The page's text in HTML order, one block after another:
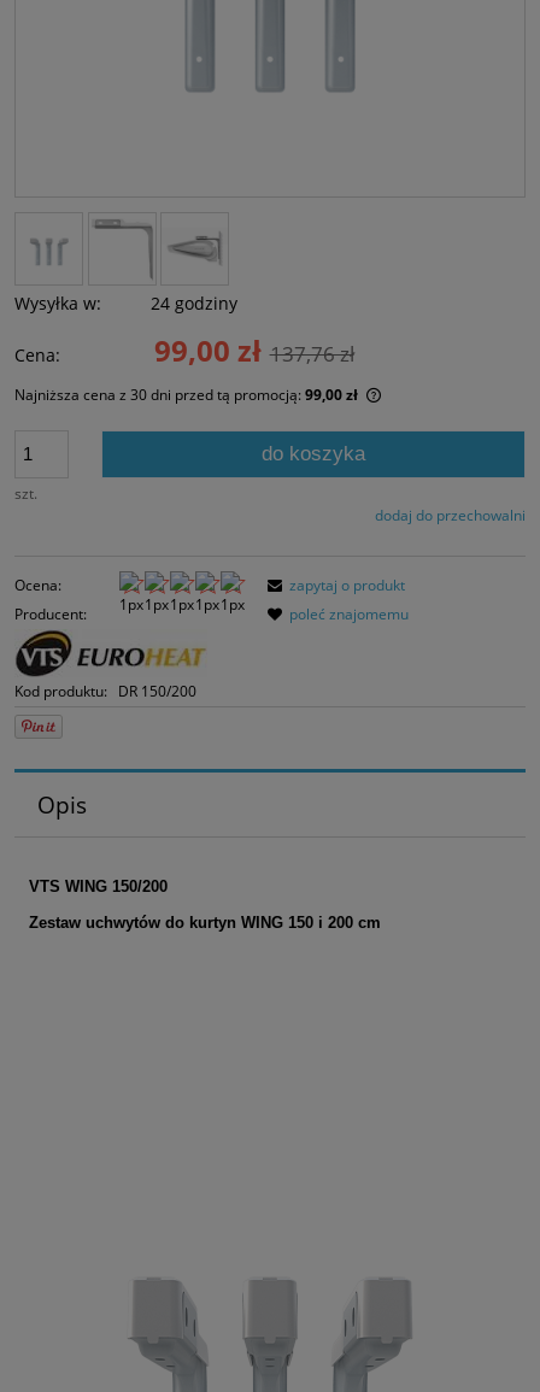
Wysyłka w: 24 godziny
Cena: 99,00 zł 137,76 zł
Najniższa cena z 30 dni przed tą promocją: 99,00 zł
szt.
do koszyka
dodaj do przechowalni
Ocena:
Producent:
Kod produktu: DR 150/200
zapytaj o produkt
poleć znajomemu
Opis
VTS WING 150/200
Zestaw uchwytów do kurtyn WING 150 i 200 cm